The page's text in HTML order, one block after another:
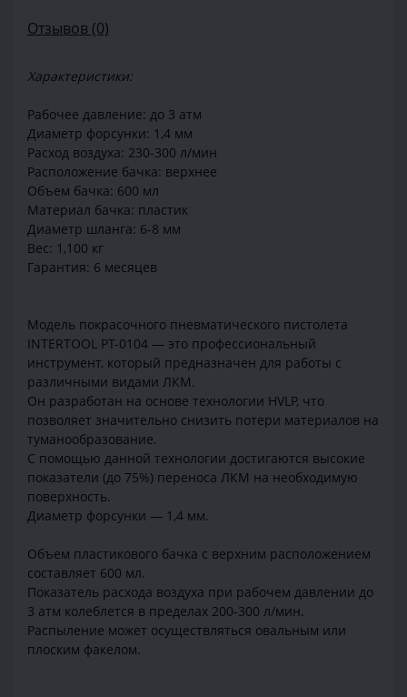
Отзывов (0)
Характеристики:
Рабочее давление: до 3 атм
Диаметр форсунки: 1,4 мм
Расход воздуха: 230-300 л/мин
Расположение бачка: верхнее
Объем бачка: 600 мл
Материал бачка: пластик
Диаметр шланга: 6-8 мм
Вес: 1,100 кг
Гарантия: 6 месяцев
Модель покрасочного пневматического пистолета
INTERTOOL PT-0104 — это профессиональный
инструмент, который предназначен для работы с
различными видами ЛКМ.
Он разработан на основе технологии HVLP, что
позволяет значительно снизить потери материалов на
туманообразование.
С помощью данной технологии достигаются высокие
показатели (до 75%) переноса ЛКМ на необходимую
поверхность.
Диаметр форсунки — 1,4 мм.
Объем пластикового бачка с верхним расположением
составляет 600 мл.
Показатель расхода воздуха при рабочем давлении до
3 атм колеблется в пределах 200-300 л/мин.
Распыление может осуществляться овальным или
плоским факелом.